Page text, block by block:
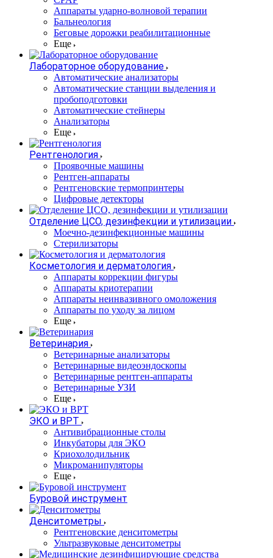
Аппараты ударно-волновой терапии
Бальнеология
Беговые дорожки реабилитационные
Еще
Лабораторное оборудование
Автоматические анализаторы
Автоматические станции выделения и
пробоподготовки
Автоматические стейнеры
Анализаторы
Еще
Рентгенология
Проявочные машины
Рентген-аппараты
Рентгеновские термопринтеры
Цифровые детекторы
Отделение ЦСО, дезинфекции и утилизации
Моечно-дезинфекционные машины
Стерилизаторы
Косметология и дерматология
Аппараты коррекции фигуры
Аппараты криотерапии
Аппараты неинвазивного омоложения
Аппараты по уходу за лицом
Еще
Ветеринария
Ветеринарные анализаторы
Ветеринарные видеоэндоскопы
Ветеринарные рентген-аппараты
Ветеринарные УЗИ
Еще
ЭКО и ВРТ
Антивибрационные столы
Инкубаторы для ЭКО
Криохолодильник
Микроманипуляторы
Еще
Буровой инструмент
Денситометры
Рентгеновские денситометры
Ультразвуковые денситометры